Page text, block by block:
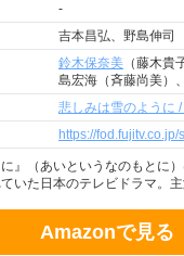
-
吉本昌弘、野島伸司
鈴木保奈美 （藤木貴
島宏海（斉藤尚美）、
悲しみは雪のように
https://
に』（あいというなのもと
いた日本のテレビドラマ。
Amazonで見る